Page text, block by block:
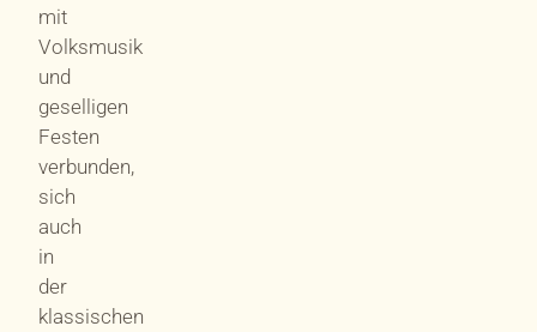
mit
Volksmusik
und
geselligen
Festen
verbunden,
sich
auch
in
der
klassischen